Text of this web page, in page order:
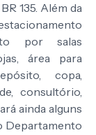
135. Além da
por salas
área para
copa,
consultório,
ainda alguns
Departamento